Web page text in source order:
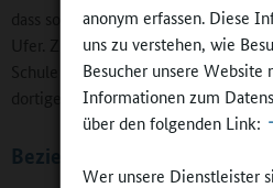
anonym erfassen. Diese
uns zu verstehen, wie
Besucher unsere Website
Informationen zum
über den folgenden Link:
Wer unsere Dienstleister
dass sofort alle umgesetzt werden
Ufer. Zusätzliche Anregungen
Schule durch den intensiven
dortigen Hospitationen.
Beziehung auf kurzen Wegen